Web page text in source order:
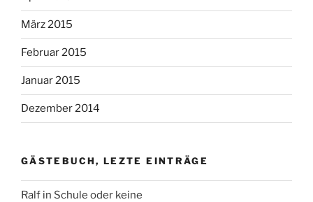
März 2015
Februar 2015
Januar 2015
Dezember 2014
GÄSTEBUCH, LEZTE EINTRÄGE
Ralf in Schule oder keine